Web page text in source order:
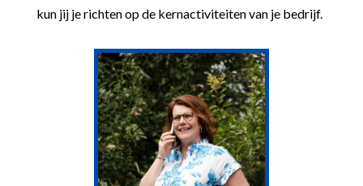
kun jij je richten op de kernactiviteiten van je bedrijf.